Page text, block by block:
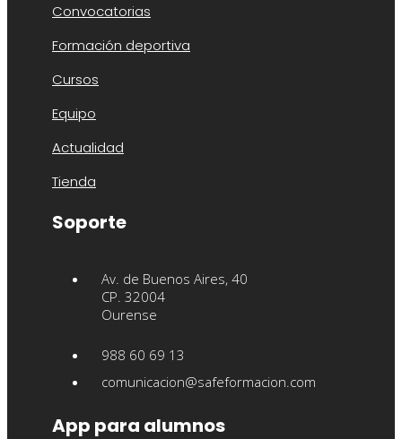
Convocatorias
Formación deportiva
Cursos
Equipo
Actualidad
Tienda
Soporte
Av. de Buenos Aires, 40
CP. 32004
Ourense
988 60 69 13
comunicacion@safeformacion.com
App para alumnos